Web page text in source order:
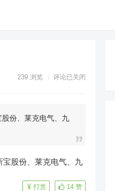
239 浏览 评论已关闭
份、莱克电气、九
14 赞
打赏